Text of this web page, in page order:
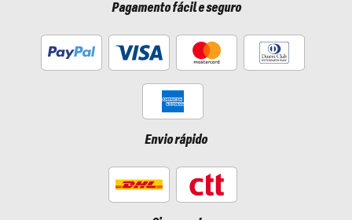
Pagamento fácil e seguro
Envio rápido